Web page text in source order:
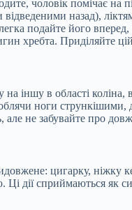
чоловік помічає
відведеними назад),
подайте його
хребта. Приділяйте
на іншу в області
ноги
але не забувайте про
цигарку, ніжку
Ці дії сприймаються як